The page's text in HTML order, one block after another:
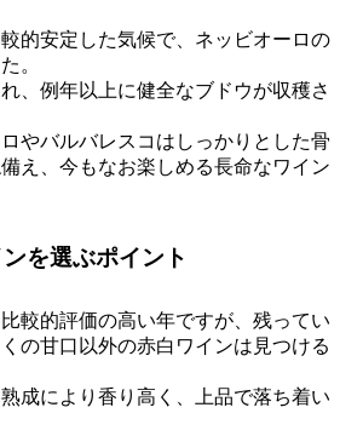
的安定した気候で、ネッビオーロの
。
、例年以上に健全なブドウが収穫さ
やバルバレスコはしっかりとした骨
え、今もなお楽しめる長命なワイン
を選ぶポイント
較的評価の高い年ですが、残ってい
の甘口以外の赤白ワインは見つける
成により香り高く、上品で落ち着い